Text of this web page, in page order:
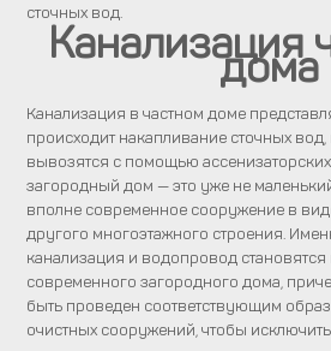
сточных вод.
Канализация
дома
Канализация в частном доме
происходит накапливание сточных
вывозятся с помощью
загородный дом — это уже не
вполне современное сооружение в
другого многоэтажного строения.
канализация и водопровод
современного загородного дома,
быть проведен соответствующим
очистных сооружений, чтобы